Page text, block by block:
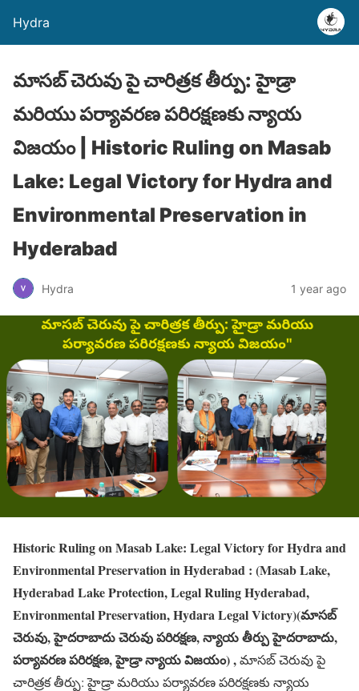
Hydra
మాసబ్ చెరువు పై చారిత్రక తీర్పు: హైడ్రా
మరియు పర్యావరణ పరిరక్షణకు న్యాయ
విజయం | Historic Ruling on Masab
Lake: Legal Victory for Hydra and
Environmental Preservation in
Hyderabad
Hydra 1 year ago
Historic Ruling on Masab Lake: Legal Victory for Hydra and
Environmental Preservation in Hyderabad : (Masab Lake,
Hyderabad Lake Protection, Legal Ruling Hyderabad,
Environmental Preservation, Hydara Legal Victory)(మాసబ్
చెరువు, హైదరాబాదు చెరువు పరిరక్షణ, న్యాయ తీర్పు హైదరాబాదు,
పర్యావరణ పరిరక్షణ, హైడ్రా న్యాయ విజయం) ,మాసబ్ చెరువు పై
చారిత్రక తీర్పు: హైడ్రా మరియు పర్యావరణ పరిరక్షణకు న్యాయ